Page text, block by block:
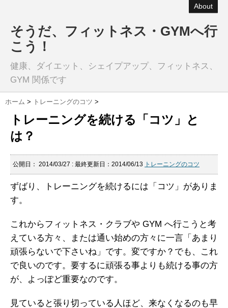
About
そうだ、フィットネス・GYMへ行
こう！
健康、ダイエット、シェイプアップ、フィットネス、
GYM 関係です
ホーム > トレーニングのコツ >
トレーニングを続ける「コツ」と
は？
公開日： 2014/03/27 : 最終更新日：2014/06/13 トレーニングのコツ
ずばり、トレーニングを続けるには「コツ」がありま
す。
これからフィットネス・クラブや GYM へ行こうと考
えている方々、または通い始めの方々に一言「あまり
頑張らないで下さいね」です。変ですか？でも、これ
で良いのです。要するに頑張る事よりも続ける事の方
が、よっぽど重要なのです。
見ていると張り切っている人ほど、来なくなるのも早